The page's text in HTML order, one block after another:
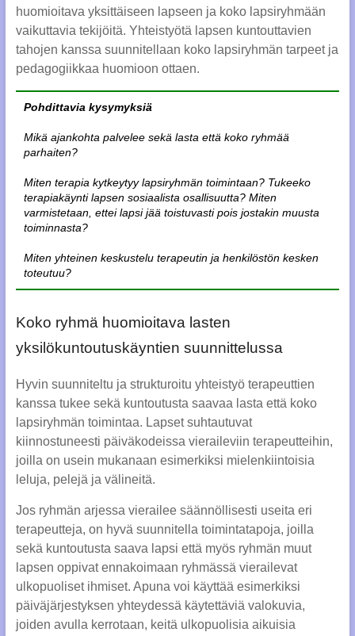
huomioitava yksittäiseen lapseen ja koko lapsiryhmään
vaikuttavia tekijöitä. Yhteistyötä lapsen kuntouttavien
tahojen kanssa suunnitellaan koko lapsiryhmän tarpeet ja
pedagogiikkaa huomioon ottaen.
Pohdittavia kysymyksiä​
Mikä ajankohta palvelee sekä lasta että koko ryhmää
parhaiten?​
Miten terapia kytkeytyy lapsiryhmän toimintaan? Tukeeko
terapiakäynti lapsen sosiaalista osallisuutta? Miten
varmistetaan, ettei lapsi jää toistuvasti pois jostakin muusta
toiminnasta?​
Miten yhteinen keskustelu terapeutin ja henkilöstön kesken
Koko ryhmä huomioitava lasten
yksilökuntoutuskäyntien suunnittelussa
Hyvin suunniteltu ja strukturoitu yhteistyö terapeuttien
kanssa tukee sekä kuntoutusta saavaa lasta että koko
lapsiryhmän toimintaa. Lapset suhtautuvat
kiinnostuneesti päiväkodeissa vieraileviin terapeutteihin,
joilla on usein mukanaan esimerkiksi mielenkiintoisia
leluja, pelejä ja välineitä.
Jos ryhmän arjessa vierailee säännöllisesti useita eri
terapeutteja, on hyvä suunnitella toimintatapoja, joilla
sekä kuntoutusta saava lapsi että myös ryhmän muut
lapsen oppivat ennakoimaan ryhmässä vierailevat
ulkopuoliset ihmiset. Apuna voi käyttää esimerkiksi
päiväjärjestyksen yhteydessä käytettäviä valokuvia,
joiden avulla kerrotaan, keitä ulkopuolisia aikuisia